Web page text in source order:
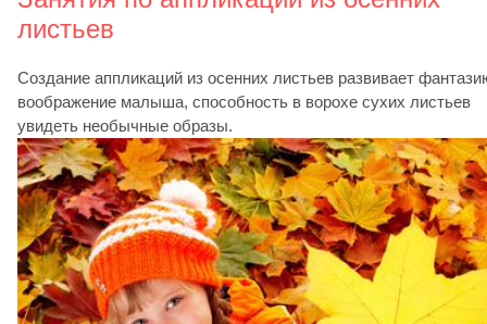
листьев
Создание аппликаций из осенних листьев развивает
воображение малыша, способность в ворохе сухих листьев
увидеть необычные образы.